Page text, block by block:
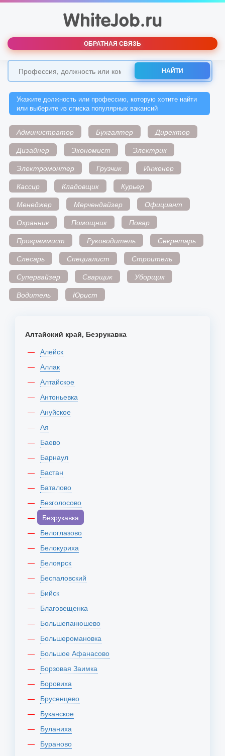
ОБРАТНАЯ СВЯЗЬ
НАЙТИ
Укажите должность или профессию, которую хотите найти
или выберите из списка популярных вакансий
Администратор Бухгалтер
Директор
Дизайнер
Экономист
Электрик
Электромонтер
Грузчик
Инженер
Кассир
Кладовщик
Курьер
Менеджер
Мерчендайзер
Официант
Охранник
Помощник
Повар
Программист
Руководитель
Секретарь
Слесарь
Специалист
Строитель
Супервайзер
Сварщик
Уборщик
Водитель
Юрист
Алтайский край, Безрукавка
Алейск
Аллак
Алтайское
Антоньевка
Ануйское
Ая
Баево
Барнаул
Бастан
Баталово
Безголосово
Безрукавка
Белоглазово
Белокуриха
Белоярск
Беспаловский
Бийск
Благовещенка
Большепанюшево
Большеромановка
Большое Афанасово
Борзовая Заимка
Боровиха
Брусенцево
Буканское
Буланиха
Бураново